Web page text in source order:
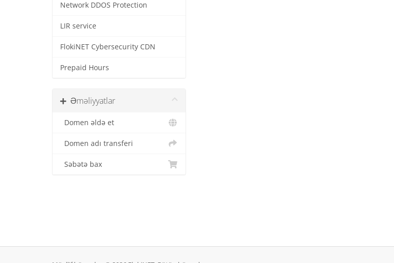
Network DDOS Protection
LIR service
FlokiNET Cybersecurity CDN
Prepaid Hours
Əməliyyatlar
Domen əldə et
Domen adı transferi
Səbətə bax